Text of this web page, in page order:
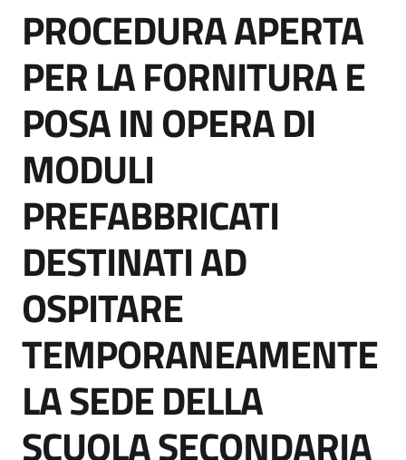
strumenti
di
Supporto
Piattaforme
telematiche
English
site
Salta al contenuto
PROCEDURA APERTA
PER LA FORNITURA E
POSA IN OPERA DI
MODULI
PREFABBRICATI
DESTINATI AD
OSPITARE
TEMPORANEAMENTE
LA SEDE DELLA
SCUOLA SECONDARIA